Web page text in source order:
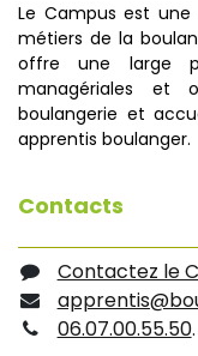
Le Campus est
métiers de la
offre une large
managériales et
boulangerie et
apprentis boulanger.
Contacts
Contactez le
06.07.00.55.50.